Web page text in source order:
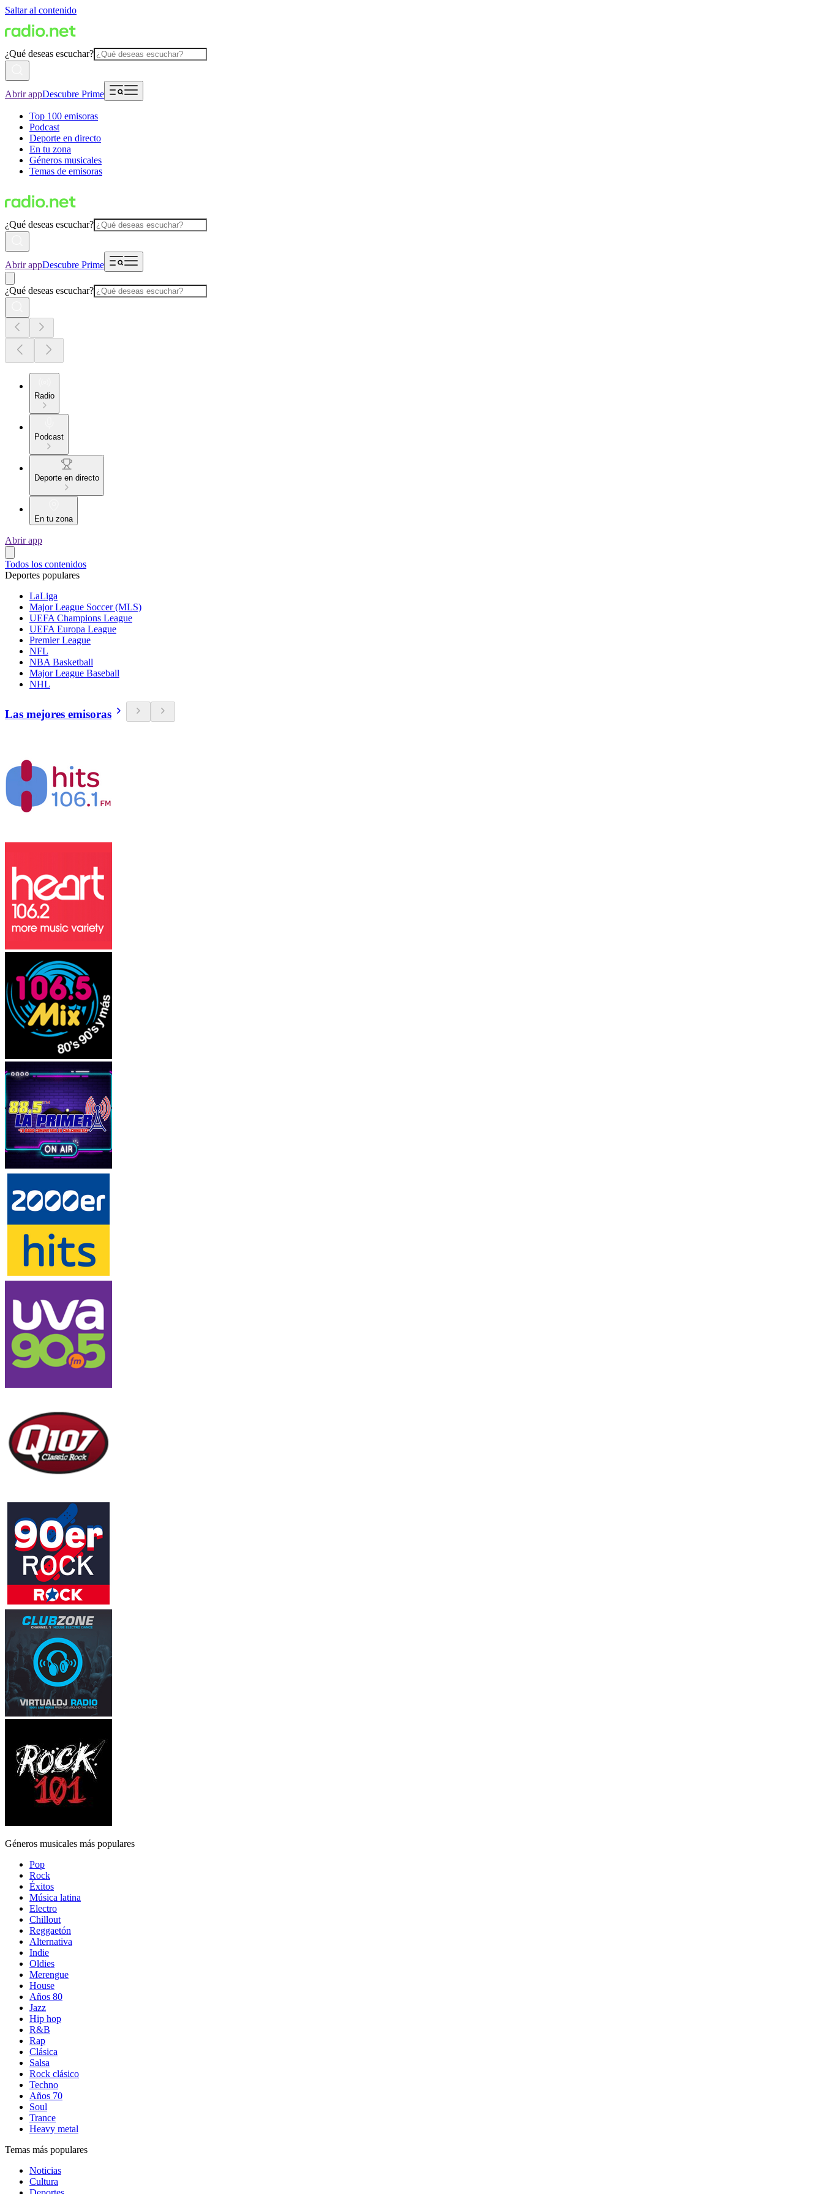
Saltar al contenido
¿Qué deseas escuchar?
Abrir appDescubre Prime
Top 100 emisoras
Podcast
Deporte en directo
En tu zona
Géneros musicales
Temas de emisoras
¿Qué deseas escuchar?
Abrir appDescubre Prime
¿Qué deseas escuchar?
Radio
Podcast
Deporte en directo
En tu zona
Abrir app
Todos los contenidos
Deportes populares
LaLiga
Major League Soccer (MLS)
UEFA Champions League
UEFA Europa League
Premier League
NFL
NBA Basketball
Major League Baseball
NHL
Las mejores emisoras
Géneros musicales más populares
Pop
Rock
Éxitos
Música latina
Electro
Chillout
Reggaetón
Alternativa
Indie
Oldies
Merengue
House
Años 80
Jazz
Hip hop
R&B
Rap
Clásica
Salsa
Rock clásico
Techno
Años 70
Soul
Trance
Heavy metal
Temas más populares
Noticias
Cultura